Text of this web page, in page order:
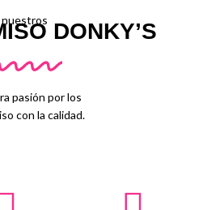
nuestros DONKY’S
pasión por los
con la calidad.